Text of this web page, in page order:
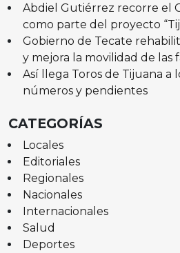
Abdiel Gutiérrez recorre el
como parte del proyecto
Gobierno de Tecate
y mejora la movilidad de las
Así llega Toros de Tijuana a
números y pendientes
CATEGORÍAS
Locales
Editoriales
Regionales
Nacionales
Internacionales
Salud
Deportes